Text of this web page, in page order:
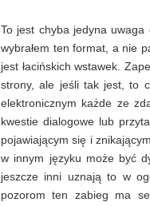
To jest chyba jedyna
wybrałem ten format, a nie
jest łacińskich wstawek.
strony, ale jeśli tak jest, to
elektronicznym każde ze
kwestie dialogowe lub
pojawiającym się i
w innym języku może być
jeszcze inni uznają to w
pozorom ten zabieg ma